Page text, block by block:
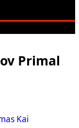
Primal
Kai